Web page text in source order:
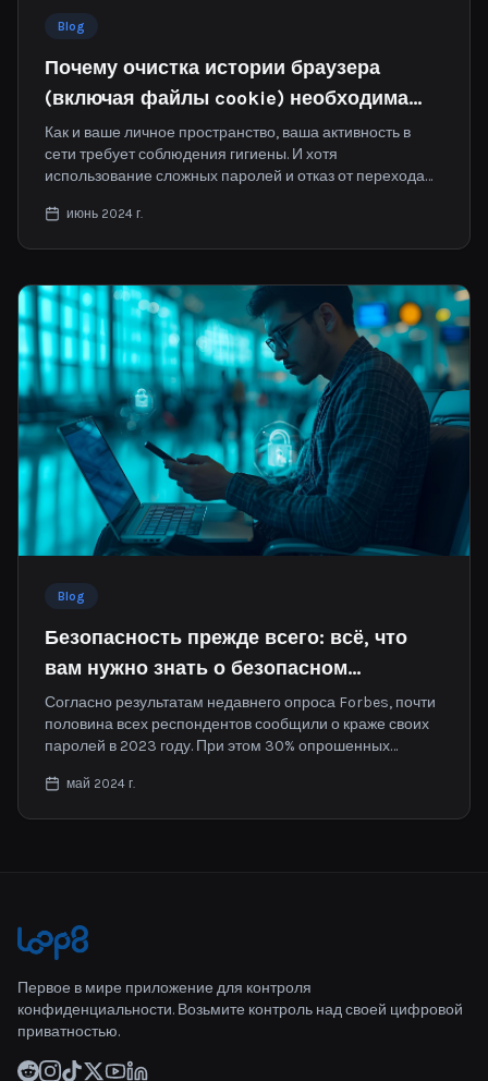
Blog
Почему очистка истории браузера
(включая файлы cookie) необходима
для вашей безопасности в интернете
Как и ваше личное пространство, ваша активность в
сети требует соблюдения гигиены. И хотя
использование сложных паролей и отказ от перехода
есть одна важная мера, которой часто не уделяют
июнь 2024 г.
Blog
Безопасность прежде всего: всё, что
вам нужно знать о безопасном
хранении паролей и управлении ими
Согласно результатам недавнего опроса Forbes, почти
половина всех респондентов сообщили о краже своих
паролей в 2023 году. При этом 30% опрошенных
одного и того же пароля на нескольких платформах.
май 2024 г.
Первое в мире приложение для контроля
конфиденциальности. Возьмите контроль над своей цифровой
приватностью.